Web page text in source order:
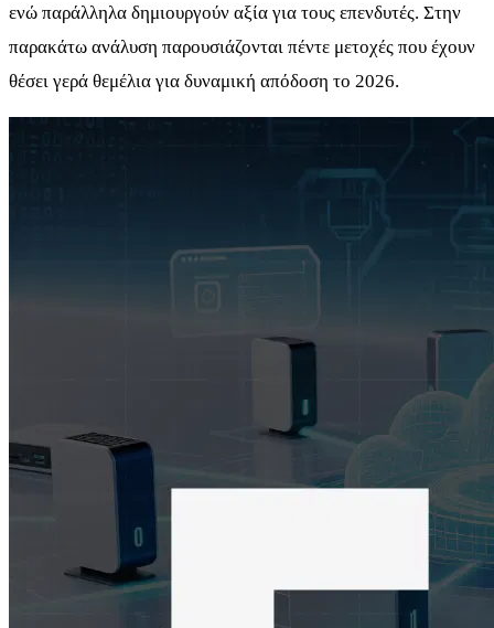
ενώ παράλληλα δημιουργούν αξία για τους επενδυτές. Στην
παρακάτω ανάλυση παρουσιάζονται πέντε μετοχές που έχουν
θέσει γερά θεμέλια για δυναμική απόδοση το 2026.